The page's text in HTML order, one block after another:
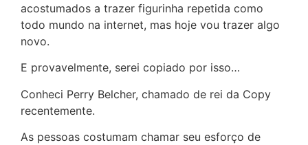
acostumados a trazer figurinha repetida como
todo mundo na internet, mas hoje vou trazer algo
novo.
E provavelmente, serei copiado por isso…
Conheci Perry Belcher, chamado de rei da Copy
recentemente.
As pessoas costumam chamar seu esforço de